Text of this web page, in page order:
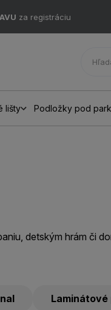
za registráciu
lišty Podložky pod
detským hrám či
Laminátové